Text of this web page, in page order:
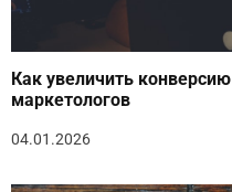
Как увеличить
маркетологов
04.01.2026